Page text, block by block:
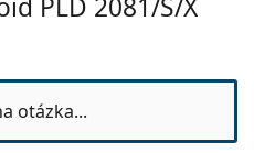
KJ1 UC 51
otázka...